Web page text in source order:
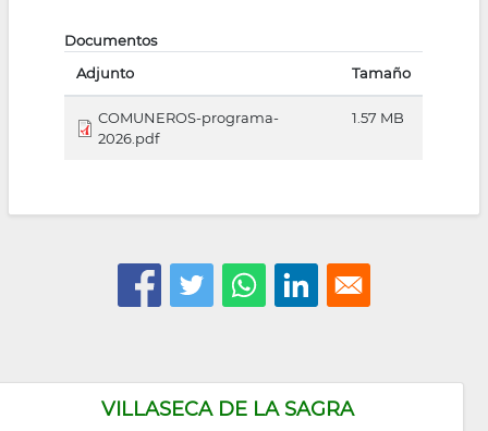
VILLASECA DE LA SAGRA
Documentos
Adjunto
Tamaño
COMUNEROS-programa-
2026.pdf
1.57 MB